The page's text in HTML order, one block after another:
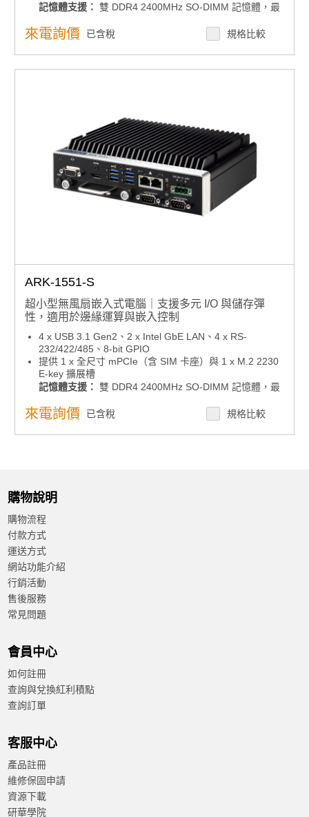
記憶體支援： 雙 DDR4 2400MHz SO-DIMM 記憶體，最
儲存擴充彈性：
安全性機制：不具 RED 認證
產品諮詢服務：規格諮詢 / 案場規劃 / 交期確認請點此
來電詢價 已含稅 規格比較
ARK-1551-S
超小型無風扇嵌入式電腦｜支援多元 I/O 與儲存彈
性，適用於邊緣運算與嵌入控制
4 x USB 3.1 Gen2、2 x Intel GbE LAN、4 x RS-
232/422/485、8-bit GPIO
提供 1 x 全尺寸 mPCIe（含 SIM 卡座）與 1 x M.2 2230
E-key 擴展槽
記憶體支援： 雙 DDR4 2400MHz SO-DIMM 記憶體，最
儲存擴充彈性：
顯示輸出：
電源管理：
輸入
安全性機制：
產品諮詢服務：
來電詢價 已含稅 規格比較
購物說明
購物流程
付款方式
運送方式
網站功能介紹
行銷活動
售後服務
常見問題
會員中心
如何註冊
查詢與兌換紅利積點
查詢訂單
客服中心
產品註冊
維修保固申請
資源下載
研華學院